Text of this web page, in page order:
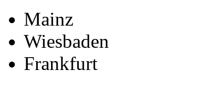
Mainz
Wiesbaden
Frankfurt